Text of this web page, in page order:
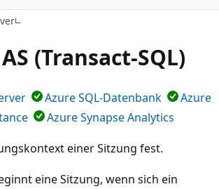
AS (Transact-SQL)
Azure SQL-Datenbank
Azure
Azure Synapse Analytics
einer Sitzung fest.
eine Sitzung, wenn sich ein